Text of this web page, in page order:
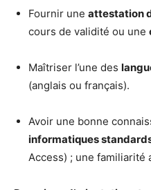
Fournir une attestation
cours de validité ou une
Maîtriser l’une des
(anglais ou français).
Avoir une bonne
informatiques
Access) ; une familiarité